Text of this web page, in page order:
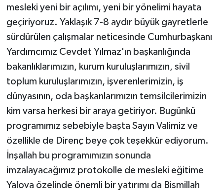
mesleki yeni bir açılımı, yeni bir yönelimi hayata
geçiriyoruz. Yaklaşık 7-8 aydır büyük gayretlerle
sürdürülen çalışmalar neticesinde Cumhurbaşkanı
Yardımcımız Cevdet Yılmaz'ın başkanlığında
bakanlıklarımızın, kurum kuruluşlarımızın, sivil
toplum kuruluşlarımızın, işverenlerimizin, iş
dünyasının, oda başkanlarımızın temsilcilerimizin
kim varsa herkesi bir araya getiriyor. Bugünkü
programımız sebebiyle başta Sayın Valimiz ve
özellikle de Direnç beye çok teşekkür ediyorum.
İnşallah bu programımızın sonunda
imzalayacağımız protokolle de mesleki eğitime
Yalova özelinde önemli bir yatırımı da Bismillah